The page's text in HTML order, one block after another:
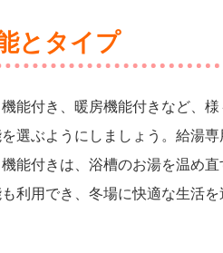
とタイプ
能付き、暖房機能付きなど、
選ぶようにしましょう。給湯
能付きは、浴槽のお湯を温め
利用でき、冬場に快適な生活を